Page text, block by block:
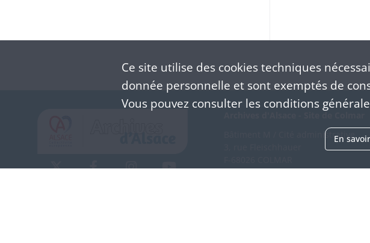
Bâtiment M / Cité administrative
(+33) 3 89 21 97 00
Ce site utilise des cookiestechniques
donnée personnelle et sont exemptés de
Vous pouvez consulter les conditions
En